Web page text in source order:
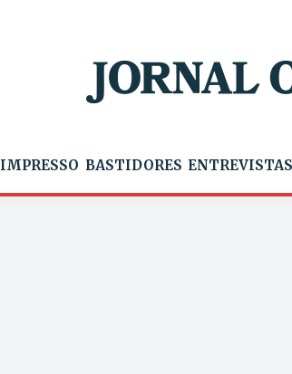
IMPRESSO BASTIDORES ENTREVISTAS